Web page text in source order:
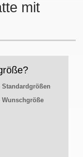
mit
Standardgrößen
Wunschgröße